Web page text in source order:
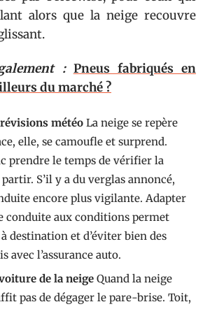
alors que la neige recouvre
: Pneus fabriqués en
du marché ?
météo La neige se repère
elle, se camoufle et surprend.
prendre le temps de vérifier la
S’il y a du verglas annoncé,
encore plus vigilante. Adapter
conduite aux conditions permet
destination et d’éviter bien des
avec l’assurance auto.
de la neige Quand la neige
pas de dégager le pare-brise. Toit,